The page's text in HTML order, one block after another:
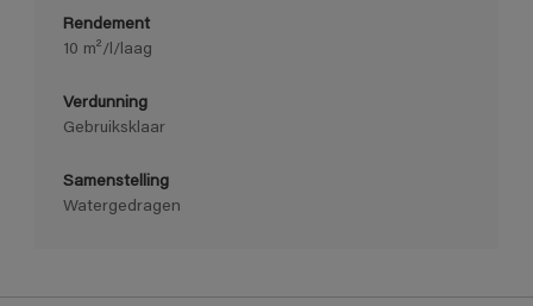
Rendement
10 m²/l/laag
Verdunning
Gebruiksklaar
Samenstelling
Watergedragen